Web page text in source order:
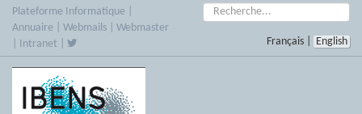
Accèder
directement
Plateforme Informatique
Annuaire
Webmails
Webmaster
Intranet
Rechercher :
Français English